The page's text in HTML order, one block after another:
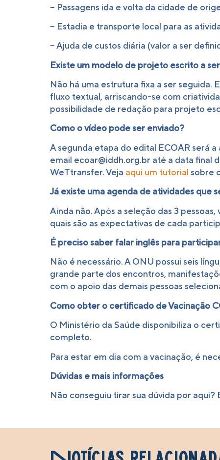
– Passagens ida e volta da cidade de
– Estadia e transporte local para as
– Ajuda de custos diária (valor a ser
Existe um modelo de projeto escrito a
Não há uma estrutura fixa a ser
fluxo textual, arriscando-se com
possibilidade de redação para projeto
Como o vídeo pode ser enviado?
A segunda etapa do edital ECOAR será
email ecoar@iddh.org.br até a data final
WeTtransfer. Veja aqui um tutorial sobre
Já existe uma agenda de atividades que
Ainda não. Após a seleção das 3
quais são as expectativas de cada
É preciso saber falar inglês para
Não é necessário. A ONU possui seis
grande parte dos encontros,
com o apoio das demais pessoas
Como obter o certificado de Vacinação
O Ministério da Saúde disponibiliza o
completo.
Para estar em dia com a vacinação, é
Dúvidas e mais informações
Não conseguiu tirar sua dúvida por aqui?